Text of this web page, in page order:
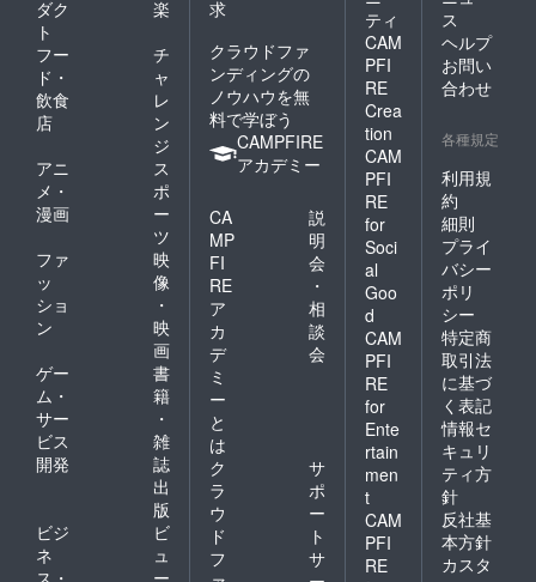
ダク
ト
楽
フー
ド・
飲食
店
チ
ャ
レ
ン
ジ
アニ
メ・
漫画
ス
ポ
ー
ツ
ファ
ッ
ショ
ン
映
像
・
映
画
ゲー
ム・
サー
ビス
開発
書
籍
・
雑
誌
出
版
ビジ
ネ
ビ
ュ
求
クラウドファ
ンディングの
ノウハウを無
料で学ぼう
CAMPFIRE
アカデミー
CA
MP
FI
RE
ア
カ
デ
ミ
ー
と
は
説
明
会
・
相
談
会
ク
ラ
ウ
ド
フ
サ
ポ
ー
ト
サ
ティ
CAM
PFI
RE
Crea
tion
CAM
PFI
RE
for
Soci
al
Goo
d
CAM
PFI
RE
for
Ente
rtain
men
t
CAM
PFI
RE
ス
ヘルプ
お問い
合わせ
各種規定
利用規
約
細則
プライ
バシー
ポリ
シー
特定商
取引法
に基づ
く表記
情報セ
キュリ
ティ方
針
反社基
本方針
カスタ